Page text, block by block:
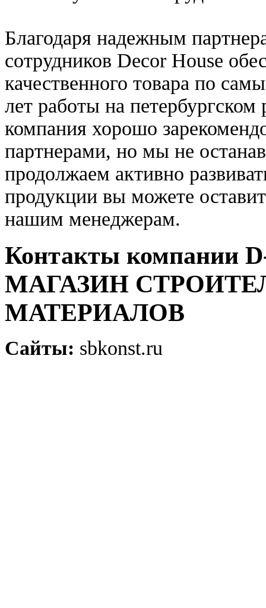
Благодаря надежным
сотрудников Decor House
качественного товара по
лет работы на
компания хорошо
партнерами, но мы не
продолжаем активно
продукции вы можете
нашим менеджерам.
Контакты компании
МАГАЗИН
МАТЕРИАЛОВ
Сайты: sbkonst.ru